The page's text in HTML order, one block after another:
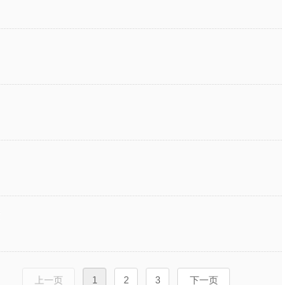
上一页 1 2 3 下一页